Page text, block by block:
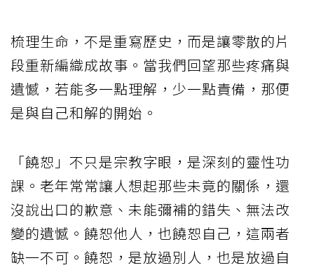
梳理生命，不是重寫歷史，而是讓零散的片
段重新編織成故事。當我們回望那些疼痛與
遺憾，若能多一點理解，少一點責備，那便
是與自己和解的開始。
「饒恕」不只是宗教字眼，是深刻的靈性功
課。老年常常讓人想起那些未竟的關係，還
沒說出口的歉意、未能彌補的錯失、無法改
變的遺憾。饒恕他人，也饒恕自己，這兩者
缺一不可。饒恕，是放過別人，也是放過自